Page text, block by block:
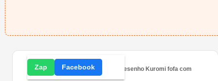
Home » Desenhos para Colorir » Desenho Kuromi fofa com
orelhas e laços para colorir
Zap Facebook